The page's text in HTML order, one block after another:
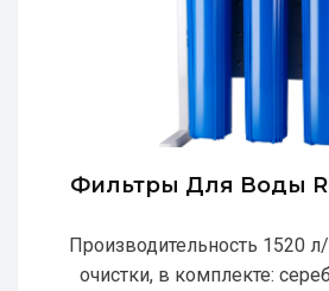
Фильтры Для Воды
Производительность 1520
очистки, в комплекте: